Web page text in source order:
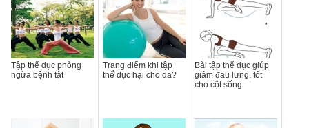
Tập thể dục phòng
ngừa bệnh tật
Trang điểm khi tập
thể dục hại cho da?
Bài tập thể dục giúp
giảm đau lưng, tốt
cho cột sống